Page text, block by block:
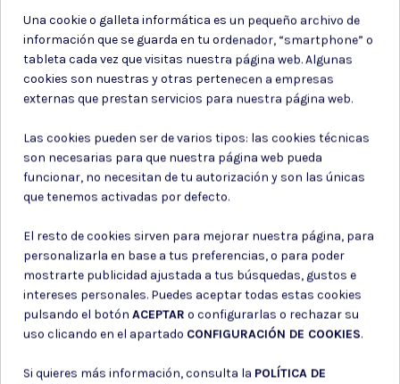
Suscríbete a nuestro boletín
Puede darse de baja en cualquier momento. Para ello, consulte nuestra
información de contacto en el aviso legal.
Política de privacidad
Consiento el uso de mis datos personales para recibir publicidad
de su entidad.
Una cookie o galleta informática es un pequeño archivo de
información que se guarda en tu ordenador, “smartphone” o
tableta cada vez que visitas nuestra página web. Algunas
cookies son nuestras y otras pertenecen a empresas
externas que prestan servicios para nuestra página web.
Las cookies pueden ser de varios tipos: las cookies técnicas
son necesarias para que nuestra página web pueda
funcionar, no necesitan de tu autorización y son las únicas
que tenemos activadas por defecto.
El resto de cookies sirven para mejorar nuestra página, para
personalizarla en base a tus preferencias, o para poder
mostrarte publicidad ajustada a tus búsquedas, gustos e
intereses personales. Puedes aceptar todas estas cookies
pulsando el botón ACEPTAR o configurarlas o rechazar su
uso clicando en el apartado CONFIGURACIÓN DE COOKIES.
Si quieres más información, consulta la POLÍTICA DE